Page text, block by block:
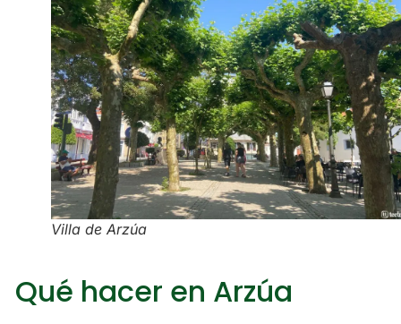
Villa de Arzúa
Qué hacer en Arzúa